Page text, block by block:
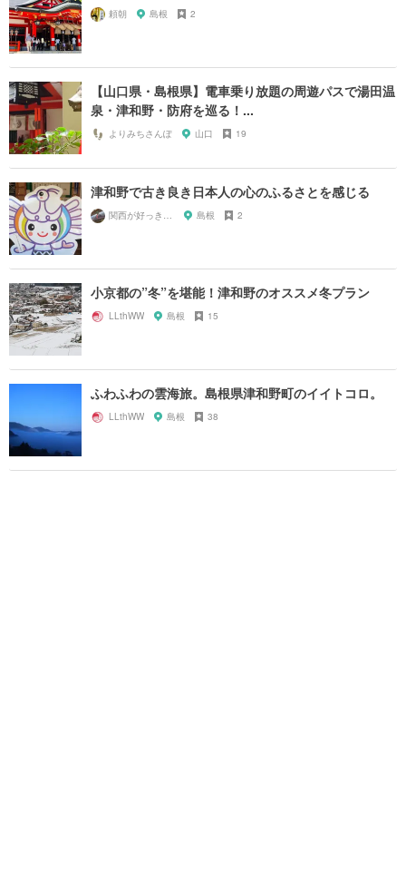
頼朝 島根 2
【山口県・島根県】電車乗り放題の周遊パスで湯田温
泉・津和野・防府を巡る！...
よりみちさんぽ 山口 19
津和野で古き良き日本人の心のふるさとを感じる
島根 2
小京都の”冬”を堪能！津和野のオススメ冬プラン
LLthWW 島根 15
ふわふわの雲海旅。島根県津和野町のイイトコロ。
LLthWW 島根 38